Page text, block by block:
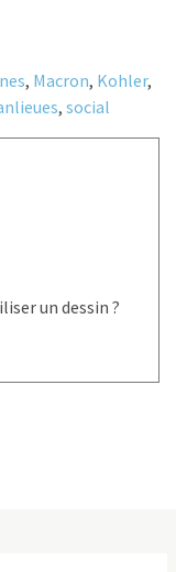
, Macron, Kohler,
, social
un dessin ?